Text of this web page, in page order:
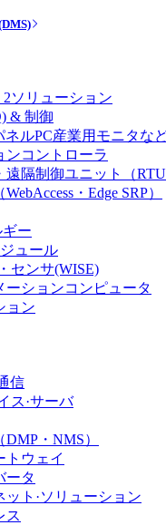
2ソリューション
& 制御
ルPC産業用モニタなど
ンコントローラ
隔制御ユニット（RTU
・Edge SRP）
ー
ュール
センサ(WISE)
ーションコンピュータ
ョン
信
ス·サーバ
・NMS）
トウェイ
ータ
ット·ソリューション
ス